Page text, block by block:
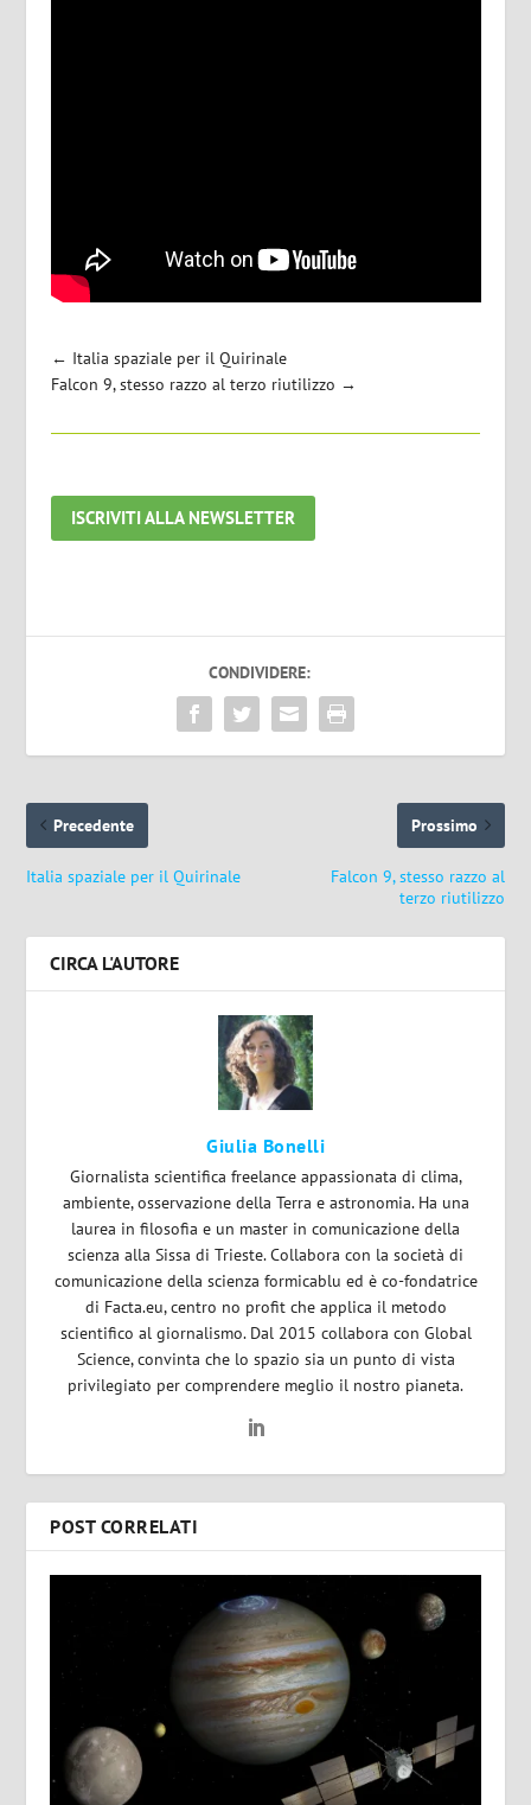
← Italia spaziale per il Quirinale
Falcon 9, stesso razzo al terzo riutilizzo →
ISCRIVITI ALLA NEWSLETTER
CONDIVIDERE:
Precedente
Italia spaziale per il Quirinale
Prossimo
Falcon 9, stesso razzo al
terzo riutilizzo
CIRCA L'AUTORE
Giulia Bonelli
Giornalista scientifica freelance appassionata di clima,
ambiente, osservazione della Terra e astronomia. Ha una
laurea in filosofia e un master in comunicazione della
scienza alla Sissa di Trieste. Collabora con la società di
comunicazione della scienza formicablu ed è co-fondatrice
di Facta.eu, centro no profit che applica il metodo
scientifico al giornalismo. Dal 2015 collabora con Global
Science, convinta che lo spazio sia un punto di vista
privilegiato per comprendere meglio il nostro pianeta.
POST CORRELATI